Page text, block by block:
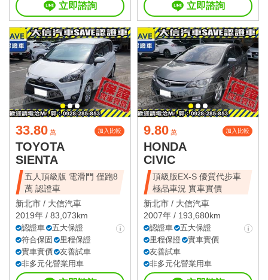
立即諮詢 立即諮詢
33.80 萬 加入比較
TOYOTA
SIENTA
五人頂級版 電滑門 僅跑8
萬 認證車
新北市 / 大信汽車
2019年 / 83,073km
認證車
五大保證
符合保固
里程保證
實車實價
友善試車
非多元化營業用車
9.80 萬 加入比較
HONDA
CIVIC
頂級版EX-S 優質代步車
極品車況 實車實價
新北市 / 大信汽車
2007年 / 193,680km
認證車
五大保證
里程保證
實車實價
友善試車
非多元化營業用車